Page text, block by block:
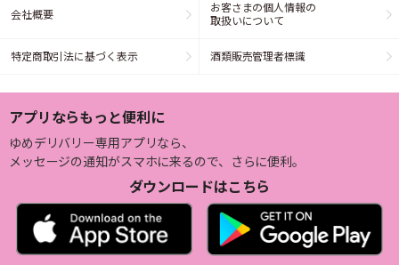
会社概要
お客さまの個人情報の
取扱いについて
特定商取引法に基づく表示 酒類販売管理者標識
アプリならもっと便利に
ゆめデリバリー専用アプリなら、
メッセージの通知がスマホに来るので、さらに便利。
ダウンロードはこちら